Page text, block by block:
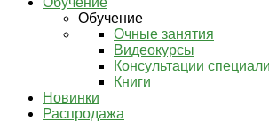
Обучение
Очные занятия
Видеокурсы
Консультации
Книги
Новинки
Распродажа